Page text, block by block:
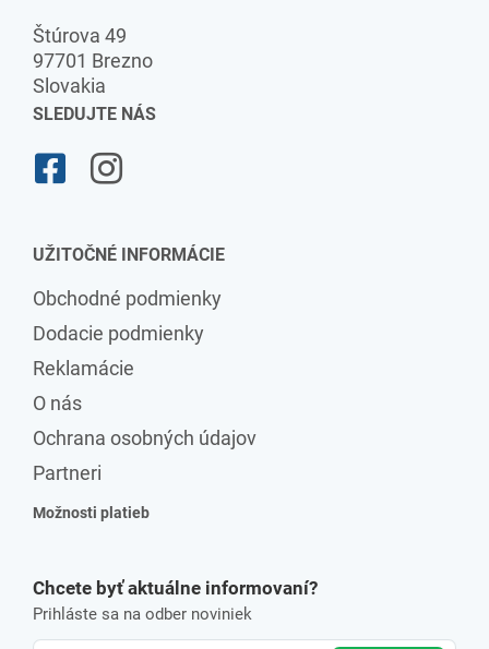
Štúrova 49
97701 Brezno
Slovakia
SLEDUJTE NÁS
UŽITOČNÉ INFORMÁCIE
Obchodné podmienky
Dodacie podmienky
Reklamácie
O nás
Ochrana osobných údajov
Partneri
Možnosti platieb
Chcete byť aktuálne informovaní?
Prihláste sa na odber noviniek